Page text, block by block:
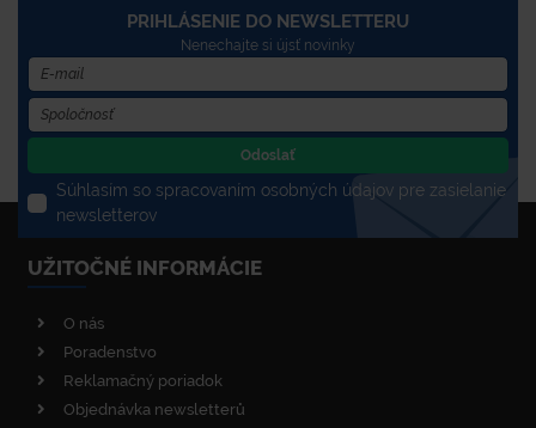
PRIHLÁSENIE DO NEWSLETTERU
Nenechajte si újsť novinky
Odoslať
Súhlasím so spracovaním osobných údajov pre zasielanie
newsletterov
UŽITOČNÉ INFORMÁCIE
O nás
Poradenstvo
Reklamačný poriadok
Objednávka newsletterů